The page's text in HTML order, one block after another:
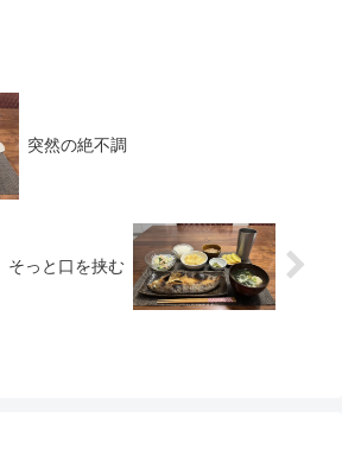
突然の絶不調
そっと口を挟む